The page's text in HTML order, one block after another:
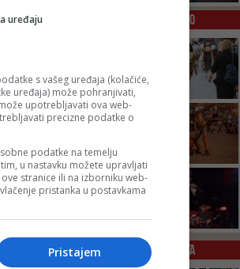
repre...
koji se na
INVESTICIJA
BiH dobij...
otvorenju ovog
on jednostavno
bi tre...
kuća u...
prezentaciju i
i osobno
FOTO
24 SATA
uređaju
s vašeg uređaja (kolačiće,
uređaja) može pohranjivati,
upotrebljavati ova web-
precizne podatke o
podatke na temelju
u nastavku možete upravljati
stranice ili na izborniku web-
pristanka u postavkama
Pristajem